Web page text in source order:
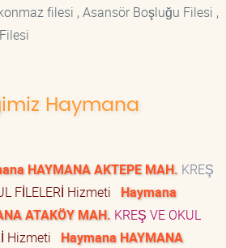
filesi , Asansör Boşluğu Filesi ,
Haymana
HAYMANA AKTEPE MAH. KREŞ
FİLELERİ Hizmeti
Haymana
ATAKÖY MAH. KREŞ VE OKUL
Hizmeti
Haymana HAYMANA